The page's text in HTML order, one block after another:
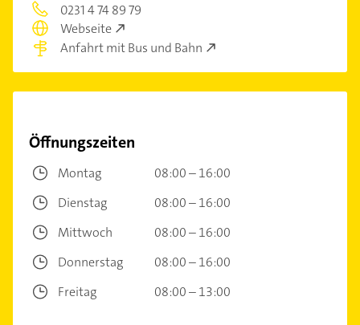
0231 4 74 89 79
Webseite
Anfahrt mit Bus und Bahn
Öffnungszeiten
Montag
08:00 – 16:00
Dienstag
08:00 – 16:00
Mittwoch
08:00 – 16:00
Donnerstag
08:00 – 16:00
Freitag
08:00 – 13:00